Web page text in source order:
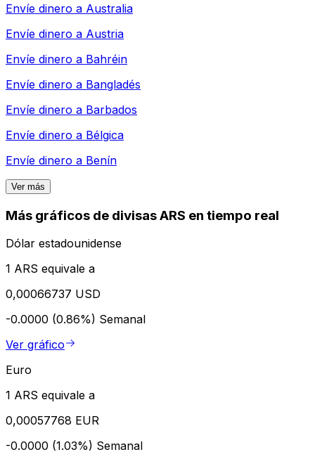
Envíe dinero a Australia
Envíe dinero a Austria
Envíe dinero a Bahréin
Envíe dinero a Bangladés
Envíe dinero a Barbados
Envíe dinero a Bélgica
Envíe dinero a Benín
Ver más
Más gráficos de divisas ARS en tiempo real
Dólar estadounidense
1 ARS equivale a
0,00066737 USD
-0.0000 (0.86%) Semanal
Ver gráfico
Euro
1 ARS equivale a
0,00057768 EUR
-0.0000 (1.03%) Semanal